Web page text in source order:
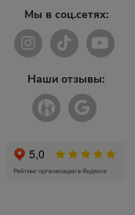
Мы в соц.сетях:
Наши отзывы: